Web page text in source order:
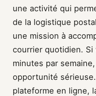
une activité qui
de la logistique
une mission à
courrier quotidien.
minutes par
opportunité
plateforme en ligne,